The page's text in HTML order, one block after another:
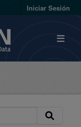
Iniciar Sesión